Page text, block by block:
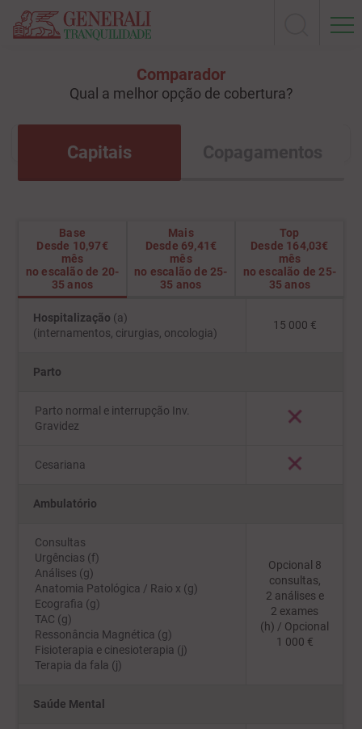
Comparador
Qual a melhor opção de cobertura?
Capitais
Base
Desde 10,97€
mês
no escalão de 20-
35 anos
Mais
Desde 69,41€
mês
no escalão de 25-
35 anos
Top
Desde 164,03€
mês
no escalão de 25-
35 anos
Hospitalização (a)
(internamentos, cirurgias, oncologia)
15 000 €
Parto
Parto normal e interrupção Inv.
Gravidez
Cesariana
Ambulatório
Consultas
Urgências (f)
Análises (g)
Anatomia Patológica / Raio x (g)
Ecografia (g)
TAC (g)
Ressonância Magnética (g)
Fisioterapia e cinesioterapia (j)
Terapia da fala (j)
Opcional 8
consultas,
2 análises e
2 exames
(h) / Opcional
1 000 €
Saúde Mental